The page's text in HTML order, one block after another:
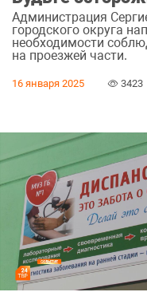
Администрация
городского округа
необходимости
на проезжей части.
16 января 2025 3423